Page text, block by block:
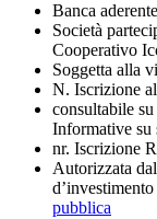
Banca
Società
Cooperativo
Soggetta alla
N. Iscrizione
consultabile su
Informative su
nr. Iscrizione
Autorizzata
pubblica